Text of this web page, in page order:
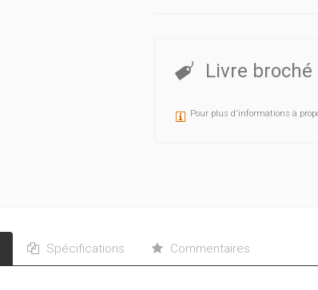
Livre broché
Pour plus d'informations à
Spécifications Commentaires